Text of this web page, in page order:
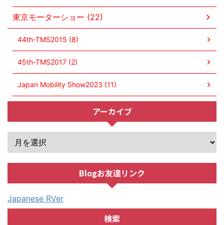
東京モーターショー (22)
44th-TMS2015 (8)
45th-TMS2017 (2)
Japan Mobility Show2023 (11)
アーカイブ
Blogお友達リンク
Japanese RVer
検索